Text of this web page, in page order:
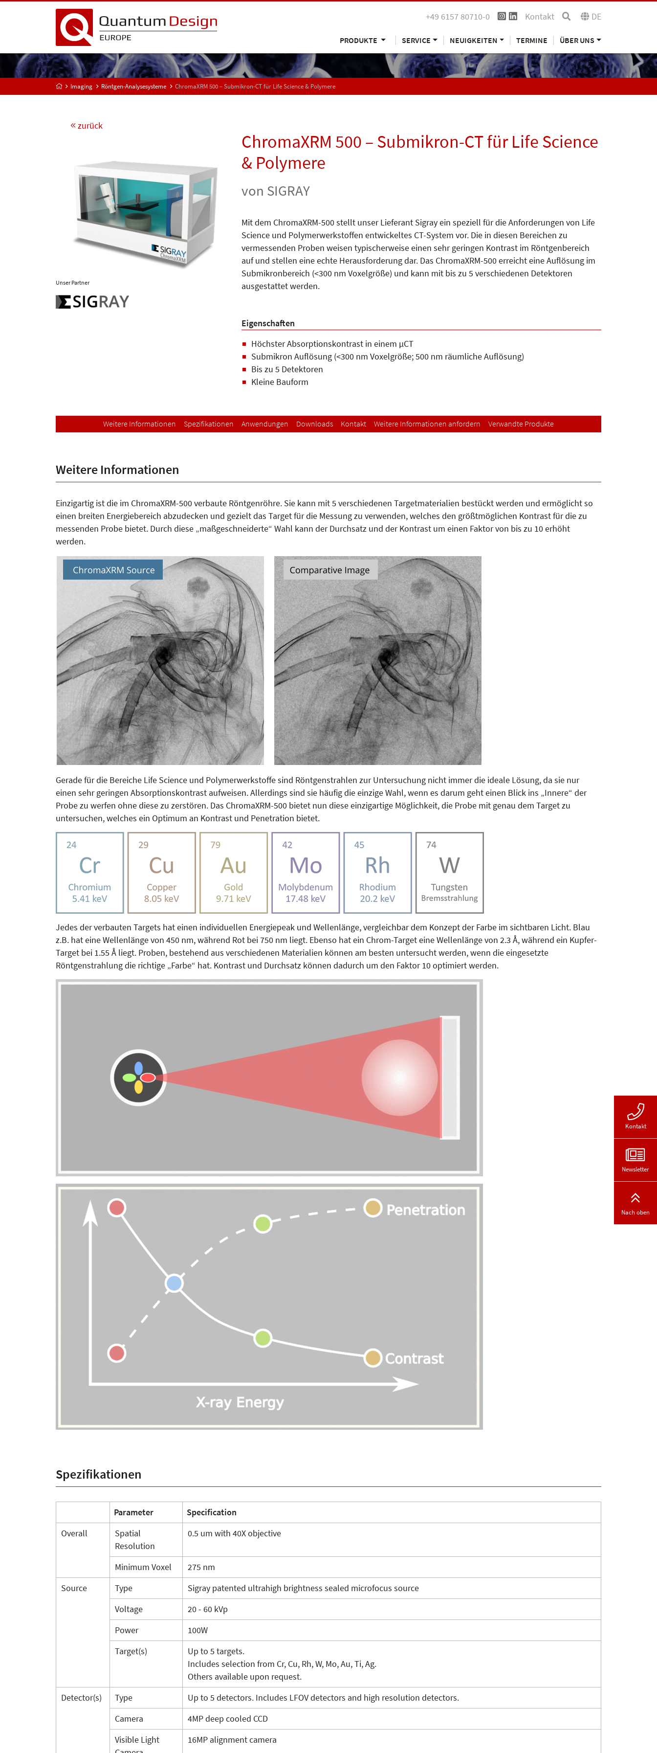
+49 6157 80710-0 Kontakt DE
PRODUKTE SERVICE NEUIGKEITEN TERMINE ÜBER UNS
Imaging Röntgen-Analysesysteme ChromaXRM 500 – Submikron-CT für Life Science & Polymere
zurück
Unser Partner
ChromaXRM 500 – Submikron-CT für Life Science
& Polymere
von SIGRAY
Mit dem ChromaXRM-500 stellt unser Lieferant Sigray ein speziell für die Anforderungen von Life
Science und Polymerwerkstoffen entwickeltes CT-System vor. Die in diesen Bereichen zu
vermessenden Proben weisen typischerweise einen sehr geringen Kontrast im Röntgenbereich
auf und stellen eine echte Herausforderung dar. Das ChromaXRM-500 erreicht eine Auflösung im
Submikronbereich (<300 nm Voxelgröße) und kann mit bis zu 5 verschiedenen Detektoren
ausgestattet werden.
Eigenschaften
Höchster Absorptionskontrast in einem µCT
Submikron Auflösung (<300 nm Voxelgröße; 500 nm räumliche Auflösung)
Bis zu 5 Detektoren
Kleine Bauform
Weitere Informationen Spezifikationen Anwendungen Downloads Kontakt Weitere Informationen anfordern Verwandte Produkte
Weitere Informationen
Einzigartig ist die im ChromaXRM-500 verbaute Röntgenröhre. Sie kann mit 5 verschiedenen Targetmaterialien bestückt werden und ermöglicht so
einen breiten Energiebereich abzudecken und gezielt das Target für die Messung zu verwenden, welches den größtmöglichen Kontrast für die zu
messenden Probe bietet. Durch diese „maßgeschneiderte“ Wahl kann der Durchsatz und der Kontrast um einen Faktor von bis zu 10 erhöht
werden.
Gerade für die Bereiche Life Science und Polymerwerkstoffe sind Röntgenstrahlen zur Untersuchung nicht immer die ideale Lösung, da sie nur
einen sehr geringen Absorptionskontrast aufweisen. Allerdings sind sie häufig die einzige Wahl, wenn es darum geht einen Blick ins „Innere“ der
Probe zu werfen ohne diese zu zerstören. Das ChromaXRM-500 bietet nun diese einzigartige Möglichkeit, die Probe mit genau dem Target zu
untersuchen, welches ein Optimum an Kontrast und Penetration bietet.
Jedes der verbauten Targets hat einen individuellen Energiepeak und Wellenlänge, vergleichbar dem Konzept der Farbe im sichtbaren Licht. Blau
z.B. hat eine Wellenlänge von 450 nm, während Rot bei 750 nm liegt. Ebenso hat ein Chrom-Target eine Wellenlänge von 2.3 Å, während ein Kupfer-
Target bei 1.55 Å liegt. Proben, bestehend aus verschiedenen Materialien können am besten untersucht werden, wenn die eingesetzte
Röntgenstrahlung die richtige „Farbe“ hat. Kontrast und Durchsatz können dadurch um den Faktor 10 optimiert werden.
Spezifikationen
Parameter
Specification
Overall
Spatial
Resolution
0.5 um with 40X objective
Minimum Voxel
275 nm
Source
Type
Sigray patented ultrahigh brightness sealed microfocus source
Voltage
20 - 60 kVp
Power
100W
Target(s)
Up to 5 targets.
Includes selection from Cr, Cu, Rh, W, Mo, Au, Ti, Ag.
Others available upon request.
Detector(s)
Type
Up to 5 detectors. Includes LFOV detectors and high resolution detectors.
Camera
4MP deep cooled CCD
Visible Light
16MP alignment camera
Kontakt
Newsletter
Nach oben